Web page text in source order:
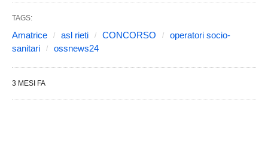
TAGS:
Amatrice asl rieti CONCORSO
operatori socio-
sanitari
ossnews24
3 MESI FA